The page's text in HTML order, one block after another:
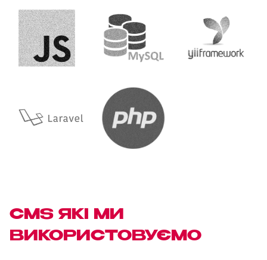
CMS ЯКІ МИ
ВИКОРИСТОВУЄМО